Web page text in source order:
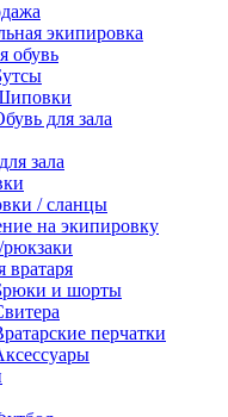
экипировка
обувь
для зала
зала
/ сланцы
на экипировку
вратаря
и шорты
перчатки